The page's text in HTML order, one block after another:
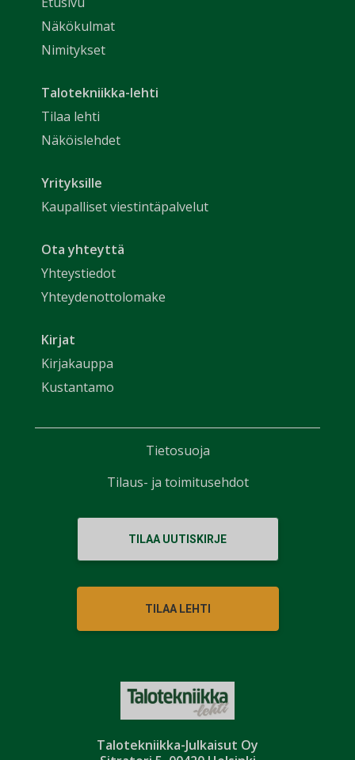
Talotekniikka-Julkaisut Oy
Näkökulmat
Nimitykset
Talotekniikka-lehti
Tilaa lehti
Näköislehdet
Yrityksille
Kaupalliset viestintäpalvelut
Ota yhteyttä
Yhteystiedot
Yhteydenottolomake
Kirjat
Kirjakauppa
Kustantamo
TILAA UUTISKIRJE
TILAA LEHTI
Tietosuoja
Tilaus- ja toimitusehdot